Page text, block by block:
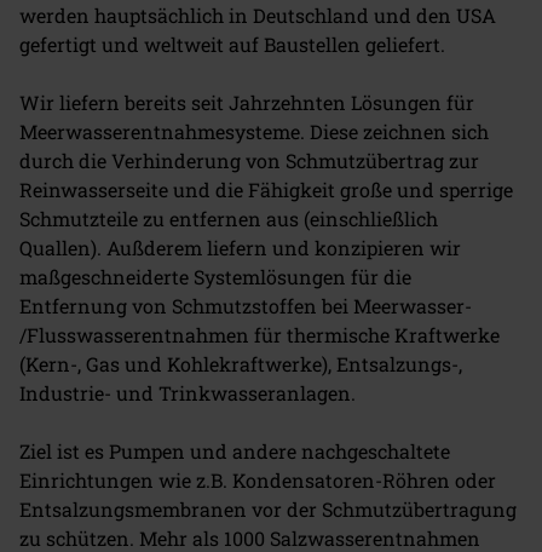
werden hauptsächlich in Deutschland und den USA
gefertigt und weltweit auf Baustellen geliefert.
Wir liefern bereits seit Jahrzehnten Lösungen für
Meerwasserentnahmesysteme. Diese zeichnen sich
durch die Verhinderung von Schmutzübertrag zur
Reinwasserseite und die Fähigkeit große und sperrige
Schmutzteile zu entfernen aus (einschließlich
Quallen). Außderem liefern und konzipieren wir
maßgeschneiderte Systemlösungen für die
Entfernung von Schmutzstoffen bei Meerwasser-
/Flusswasserentnahmen für thermische Kraftwerke
(Kern-, Gas und Kohlekraftwerke), Entsalzungs-,
Industrie- und Trinkwasseranlagen.
Ziel ist es Pumpen und andere nachgeschaltete
Einrichtungen wie z.B. Kondensatoren-Röhren oder
Entsalzungsmembranen vor der Schmutzübertragung
zu schützen. Mehr als 1000 Salzwasserentnahmen